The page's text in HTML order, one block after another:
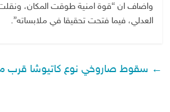
واضاف ان “قوة امنية طوقت المكان،
العدلي، فيما فتحت تحقيقا في ملابساته”.
← سقوط صاروخي نوع كاتيوشا قرب